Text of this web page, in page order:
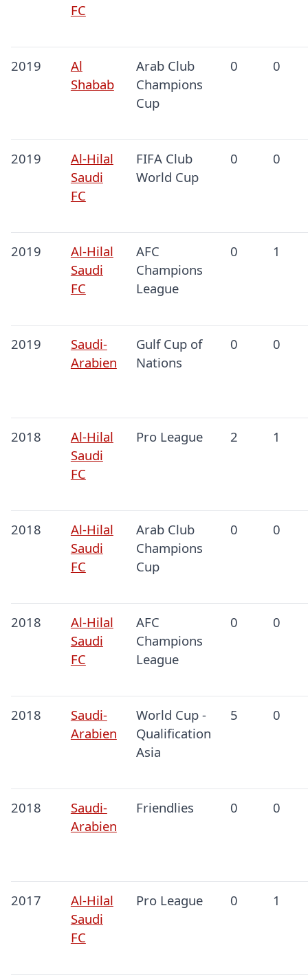
FC
2019
Al
Shabab
Arab Club
Champions
Cup
0 0
2019
Al-Hilal
Saudi
FC
FIFA Club
World Cup
0 0
2019
Al-Hilal
Saudi
FC
AFC
Champions
League
0 1
2019
Saudi-
Arabien
Gulf Cup of
Nations
0 0
2018
Al-Hilal
Saudi
FC
Pro League 2 1
2018
Al-Hilal
Saudi
FC
Arab Club
Champions
Cup
0 0
2018
Al-Hilal
Saudi
FC
AFC
Champions
League
0 0
2018
Saudi-
Arabien
World Cup -
Qualification
Asia
5 0
2018
Saudi-
Arabien
Friendlies 0 0
2017
Al-Hilal
Saudi
FC
Pro League 0 1